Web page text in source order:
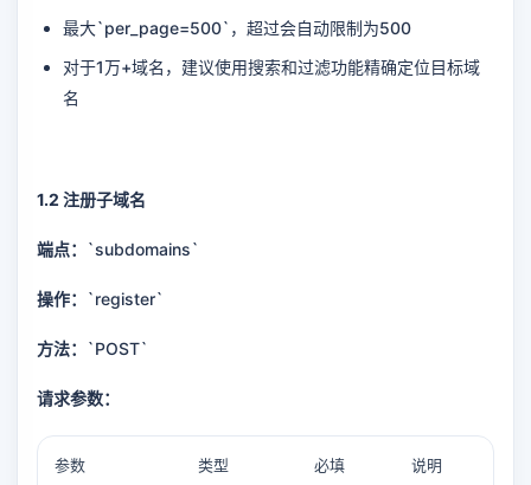
最大`per_page=500`，超过会自动限制为500
对于1万+域名，建议使用搜索和过滤功能精确定位目标域
名
1.2 注册子域名
端点： `subdomains`
操作： `register`
方法： `POST`
请求参数：
参数 类型 必填 说明